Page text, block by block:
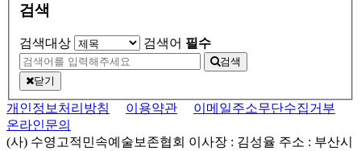
검색
검색대상 검색어 필수
검색
닫기
개인정보처리방침 이용약관
이메일주소무단수집거부
온라인문의
(사) 수영고적민속예술보존협회 이사장 : 김성율 주소 : 부산시